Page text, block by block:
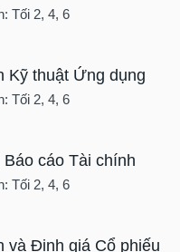
Tối 2, 4, 6
Kỹ thuật Ứng dụng
Tối 2, 4, 6
cáo Tài chính
Tối 2, 4, 6
và Định giá Cổ phiếu